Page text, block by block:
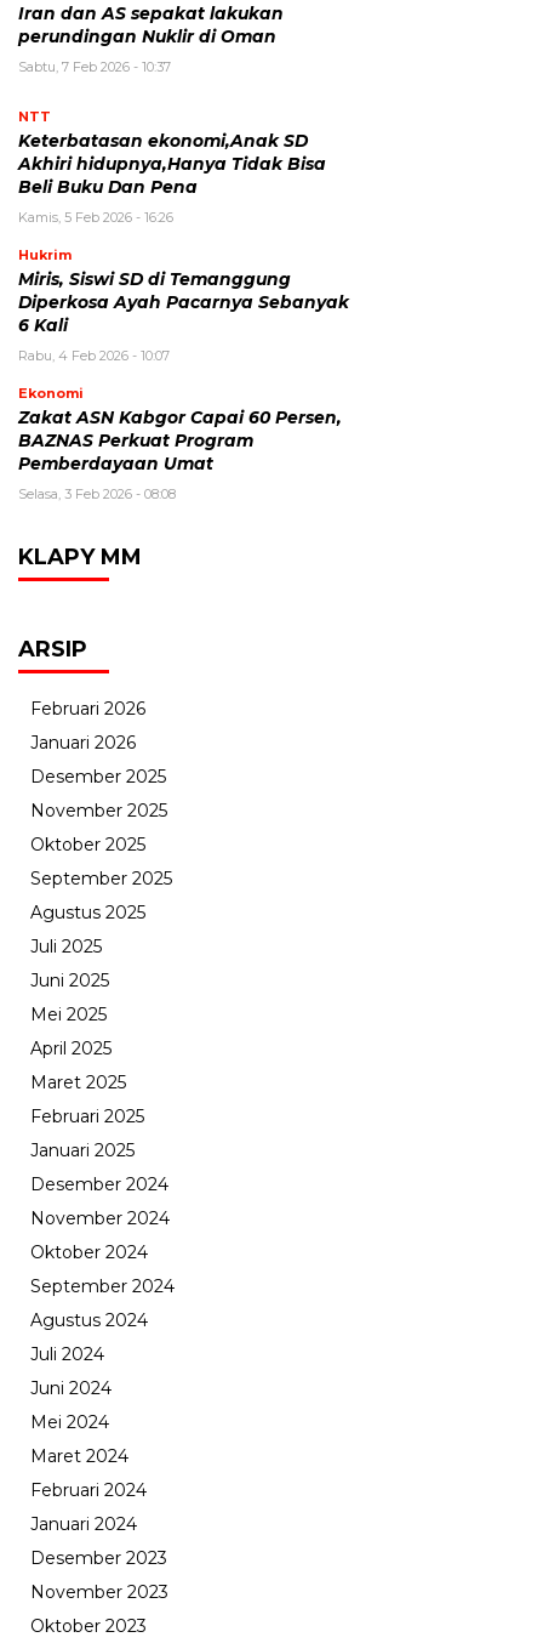
Iran dan AS sepakat lakukan
perundingan Nuklir di Oman
Sabtu, 7 Feb 2026 - 10:37
NTT
Keterbatasan ekonomi,Anak SD
Akhiri hidupnya,Hanya Tidak Bisa
Beli Buku Dan Pena
Kamis, 5 Feb 2026 - 16:26
Hukrim
Miris, Siswi SD di Temanggung
Diperkosa Ayah Pacarnya Sebanyak
6 Kali
Rabu, 4 Feb 2026 - 10:07
Ekonomi
Zakat ASN Kabgor Capai 60 Persen,
BAZNAS Perkuat Program
Pemberdayaan Umat
Selasa, 3 Feb 2026 - 08:08
KLAPY MM
ARSIP
Februari 2026
Januari 2026
Desember 2025
November 2025
Oktober 2025
September 2025
Agustus 2025
Juli 2025
Juni 2025
Mei 2025
April 2025
Maret 2025
Februari 2025
Januari 2025
Desember 2024
November 2024
Oktober 2024
September 2024
Agustus 2024
Juli 2024
Juni 2024
Mei 2024
Maret 2024
Februari 2024
Januari 2024
Desember 2023
November 2023
Oktober 2023